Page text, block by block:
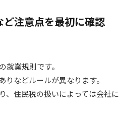
注意点を最初に確認
業規則です。
などルールが異なります。
、住民税の扱いによっては会社に